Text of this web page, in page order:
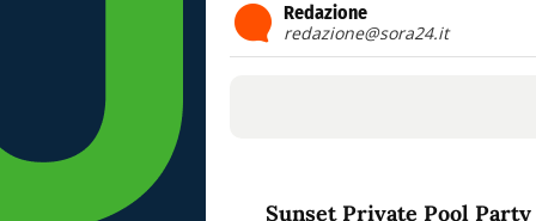
Redazione
redazione@sora24.it
Sunset Private Pool